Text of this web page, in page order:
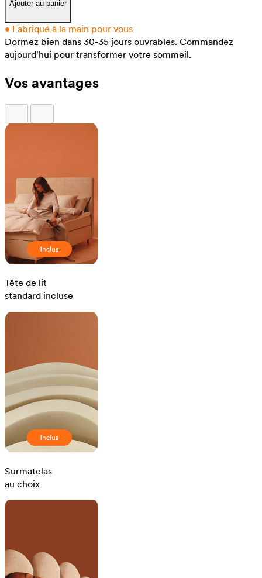
Ajouter au panier
• Fabriqué à la main pour vous
Dormez bien dans 30-35 jours ouvrables. Commandez
aujourd'hui pour transformer votre sommeil.
Vos avantages
Tête de lit
standard incluse
Surmatelas
au choix